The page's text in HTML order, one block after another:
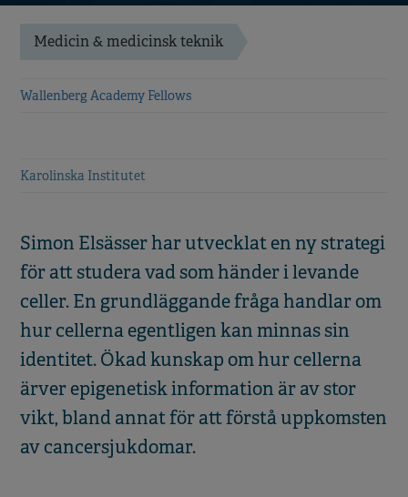
Medicin & medicinsk teknik
Wallenberg Academy Fellows
Karolinska Institutet
Simon Elsässer har utvecklat en ny strategi
för att studera vad som händer i levande
celler. En grundläggande fråga handlar om
hur cellerna egentligen kan minnas sin
identitet. Ökad kunskap om hur cellerna
ärver epigenetisk information är av stor
vikt, bland annat för att förstå uppkomsten
av cancersjukdomar.